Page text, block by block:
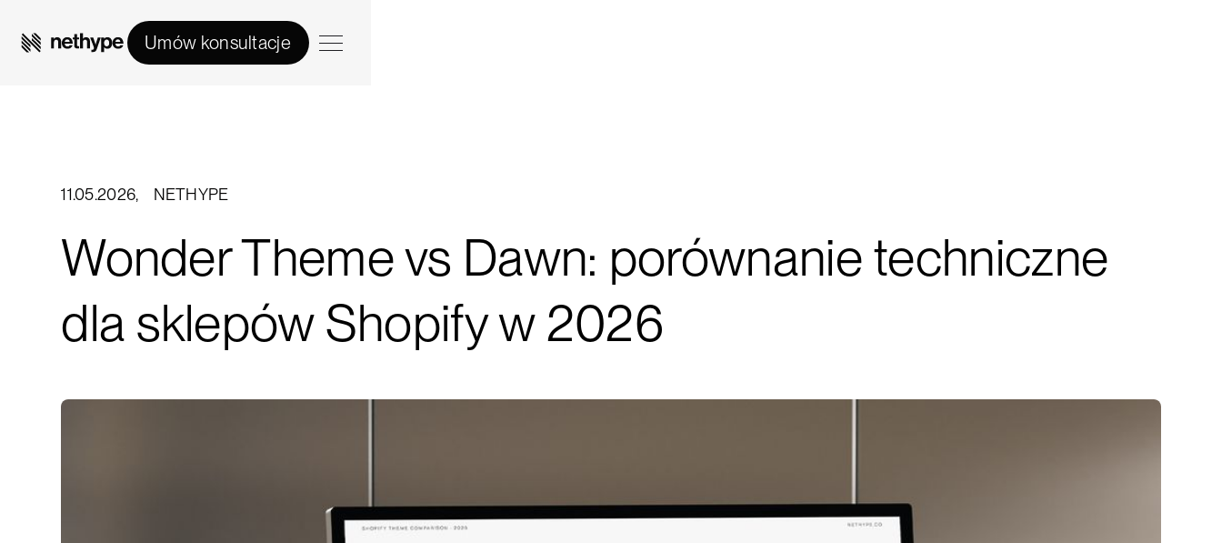
Umów konsultacje
11.05.2026, NETHYPE
Wonder Theme vs Dawn: porównanie techniczne
dla sklepów Shopify w 2026